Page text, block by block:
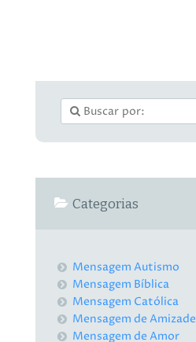
Categorias
Mensagem Autismo
Mensagem Bíblica
Mensagem Católica
Mensagem de Amizade
Mensagem de Amor